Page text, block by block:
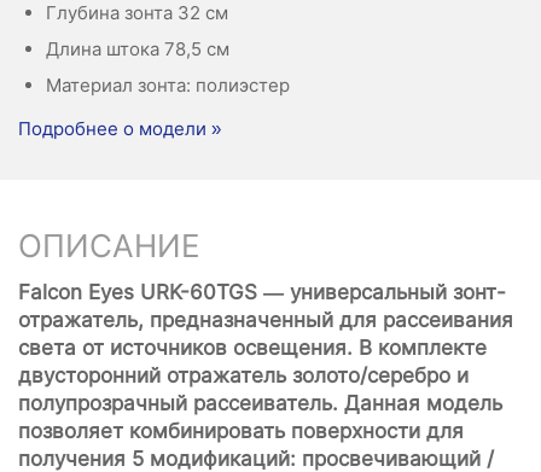
Глубина зонта 32 см
Длина штока 78,5 см
Материал зонта: полиэстер
Подробнее о модели »
ОПИСАНИЕ
Falcon Eyes URK-60TGS — универсальный зонт-
отражатель, предназначенный для рассеивания
света от источников освещения. В комплекте
двусторонний отражатель золото/серебро и
полупрозрачный рассеиватель. Данная модель
позволяет комбинировать поверхности для
получения 5 модификаций: просвечивающий /